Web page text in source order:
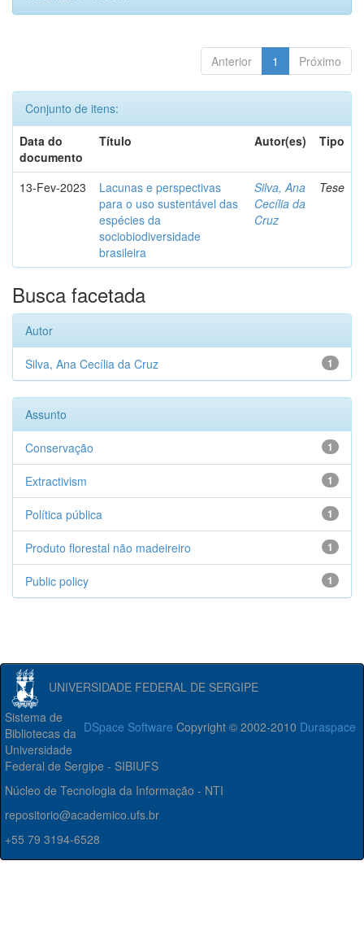
Anterior 1 Próximo
Conjunto de itens:
Data do
documento
Título Autor(es) Tipo
13-Fev-2023
Lacunas e perspectivas
para o uso sustentável das
espécies da
sociobiodiversidade
brasileira
Silva, Ana
Cecília da
Cruz
Tese
Busca facetada
Autor
1
Silva, Ana Cecília da Cruz
Assunto
1
Conservação
1
Extractivism
1
Política pública
1
Produto florestal não madeireiro
1
Public policy
UNIVERSIDADE FEDERAL DE SERGIPE
DSpace Software Copyright © 2002-2010 Duraspace
Sistema de
Bibliotecas da
Universidade
Federal de Sergipe - SIBIUFS
Núcleo de Tecnologia da Informação - NTI
repositorio@academico.ufs.br
+55 79 3194-6528